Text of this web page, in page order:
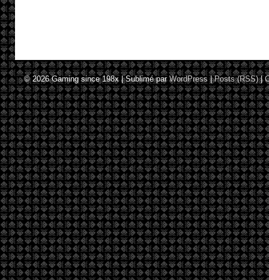
© 2026Gaming since 198x|Sublimé parWordPress |Posts (RSS)|